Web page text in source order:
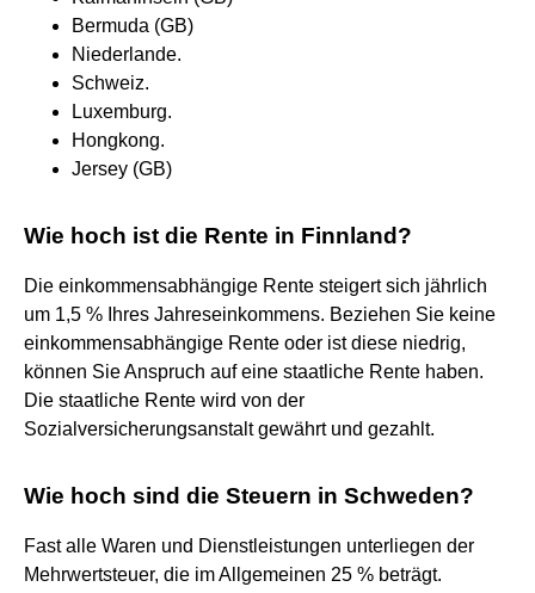
Bermuda (GB)
Niederlande.
Schweiz.
Luxemburg.
Hongkong.
Jersey (GB)
Wie hoch ist die Rente in Finnland?
Die einkommensabhängige Rente steigert sich jährlich
um 1,5 % Ihres Jahreseinkommens. Beziehen Sie keine
einkommensabhängige Rente oder ist diese niedrig,
können Sie Anspruch auf eine staatliche Rente haben.
Die staatliche Rente wird von der
Sozialversicherungsanstalt gewährt und gezahlt.
Wie hoch sind die Steuern in Schweden?
Fast alle Waren und Dienstleistungen unterliegen der
Mehrwertsteuer, die im Allgemeinen 25 % beträgt.